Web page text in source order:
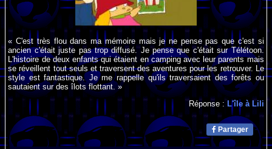
« C'est très flou dans ma mémoire mais je ne pense pas que c'est si
ancien c'était juste pas trop diffusé. Je pense que c'était sur Télétoon.
L'histoire de deux enfants qui étaient en camping avec leur parents mais
se réveillent tout seuls et traversent des aventures pour les retrouver. Le
style est fantastique. Je me rappelle qu'ils traversaient des forêts ou
sautaient sur des îlots flottant. »
Réponse : L'île à Lili
Partager